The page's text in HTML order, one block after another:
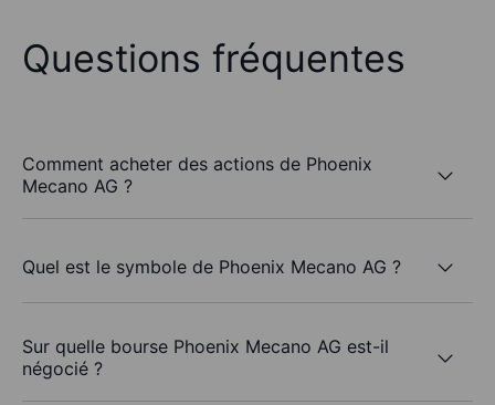
Questions fréquentes
Comment acheter des actions de Phoenix
Mecano AG ?
Quel est le symbole de Phoenix Mecano AG ?
Sur quelle bourse Phoenix Mecano AG est-il
négocié ?